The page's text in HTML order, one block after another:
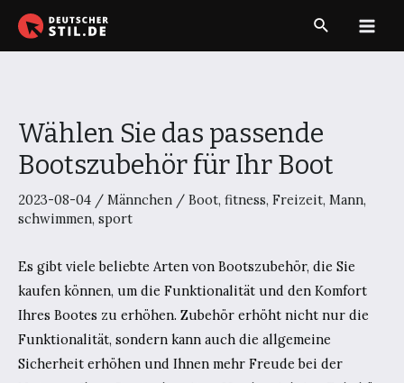
Zum
Inhalt
Suche
Wählen Sie das passende
Bootszubehör für Ihr Boot
2023-08-04 / Männchen / Boot, fitness, Freizeit, Mann,
schwimmen, sport
Es gibt viele beliebte Arten von Bootszubehör, die Sie
kaufen können, um die Funktionalität und den Komfort
Ihres Bootes zu erhöhen. Zubehör erhöht nicht nur die
Funktionalität, sondern kann auch die allgemeine
Sicherheit erhöhen und Ihnen mehr Freude bei der